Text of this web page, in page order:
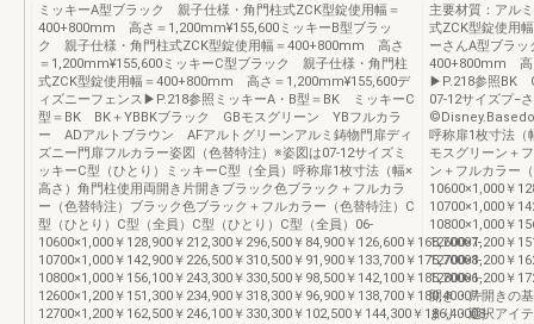
ミッキーA型ブラック 親子仕様・角門柱式ZCK型錠使用幅＝
400+800mm 高さ＝1,200mm¥155,600ミッキーB型ブラッ
ク 親子仕様・角門柱式ZCK型錠使用幅＝400+800mm 高さ
＝1,200mm¥155,600ミッキーC型ブラック 親子仕様・角門柱
式ZCK型錠使用幅＝400+800mm 高さ＝1,200mm¥155,600デ
ィズニーフェンス▶P.218参照ミッキーA・B型＝BK ミッキーC
型＝BK BK＋YBBKブラック GBモスグリーン YBフルカラ
ー ADアルトブラウン AFアルトグリーンアルミ鋳物門扉ディ
ズニー門扉フルカラー姿図（色替特注）※姿図は07-12サイズミ
ッキーC型（ひとり）ミッキーC型（全員）呼称扉1枚寸法（幅×
高さ）角門柱使用両開き片開きブラック色ブラック＋フルカラ
ー（色替特注）ブラック色ブラック＋フルカラー（色替特注）C
型（ひとり）C型（全員）C型（ひとり）C型（全員）06-
10600×1,000￥128,900￥212,300￥296,500￥84,900￥126,600￥168,70007-
10700×1,000￥142,900￥226,500￥310,500￥91,900￥133,700￥175,70008-
10800×1,000￥156,100￥243,300￥330,500￥98,500￥142,100￥185,70006-
12600×1,200￥151,300￥234,900￥318,300￥96,900￥138,700￥180,40007-
12700×1,200￥162,500￥246,100￥330,300￥102,500￥144,300￥186,40008-
主要材質：アル
式ZCK型錠使用
ーさんA型ブラ
400+800mm 高
▶P.218参照BK
07-12サイズプ−
呼称扉1枚寸法（
モスグリーン＋
ン＋フルカラー
10600×1,000￥
10700×1,000￥
10800×1,000￥
12600×1,200￥
12700×1,200￥
12800×1,200￥
開き・片開きの
まり・選択アイ